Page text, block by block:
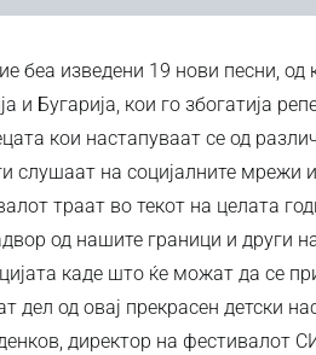
беа изведени 19 нови песни, од
и Бугарија, кои го збогатија
кои настапуваат се од
слушаат на социјалните мрежи
траат во текот на целата
од нашите граници и други
каде што ќе можат да се
дел од овај прекрасен детски
директор на фестивалот